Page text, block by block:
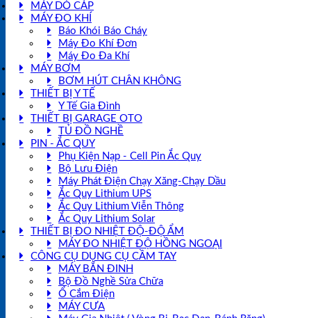
MÁY DÒ CÁP
MÁY ĐO KHÍ
Báo Khói Báo Cháy
Máy Đo Khí Đơn
Máy Đo Đa Khí
MÁY BƠM
BƠM HÚT CHÂN KHÔNG
THIẾT BỊ Y TẾ
Y Tế Gia Đình
THIẾT BỊ GARAGE OTO
TỦ ĐỒ NGHỀ
PIN - ẮC QUY
Phụ Kiện Nạp - Cell Pin Ắc Quy
Bộ Lưu Điện
Máy Phát Điện Chạy Xăng-Chạy Dầu
Ắc Quy Lithium UPS
Ắc Quy Lithium Viễn Thông
Ắc Quy Lithium Solar
THIẾT BỊ ĐO NHIỆT ĐỘ-ĐỘ ẨM
MÁY ĐO NHIỆT ĐỘ HỒNG NGOẠI
CÔNG CỤ DỤNG CỤ CẦM TAY
MÁY BẮN ĐINH
Bộ Đồ Nghề Sửa Chữa
Ổ Cắm Điện
MÁY CƯA